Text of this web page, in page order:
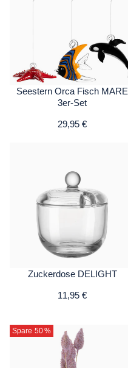
Seestern Orca Fisch MARE
3er-Set
29,95 €
Zuckerdose DELIGHT
11,95 €
Spare 50%